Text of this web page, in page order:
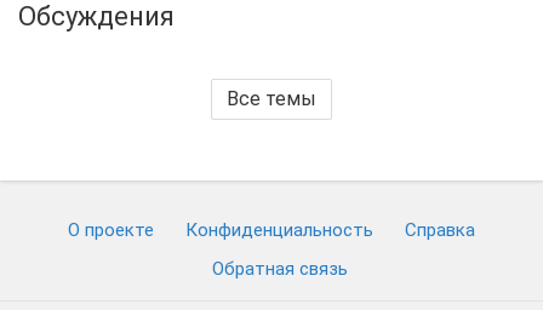
Обсуждения
Все темы
О проекте Конфиденциальность
Cправка
Обратная связь